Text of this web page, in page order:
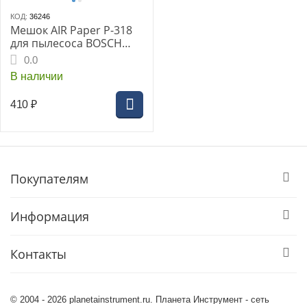
КОД: 36246
Мешок AIR Paper P-318
для пылесоса BOSCH
GAS 50
0.0
В наличии
410 ₽
Покупателям
Информация
Контакты
© 2004 - 2026 planetainstrument.ru. Планета Инструмент - сеть